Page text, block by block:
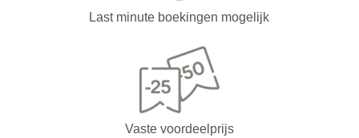
Last minute boekingen mogelijk
Vaste voordeelprijs